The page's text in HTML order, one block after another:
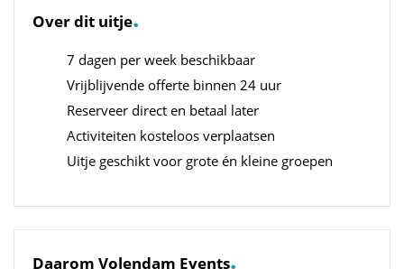
Over dit uitje.
7 dagen per week beschikbaar
Vrijblijvende offerte binnen 24 uur
Reserveer direct en betaal later
Activiteiten kosteloos verplaatsen
Uitje geschikt voor grote én kleine groepen
Daarom Volendam Events.